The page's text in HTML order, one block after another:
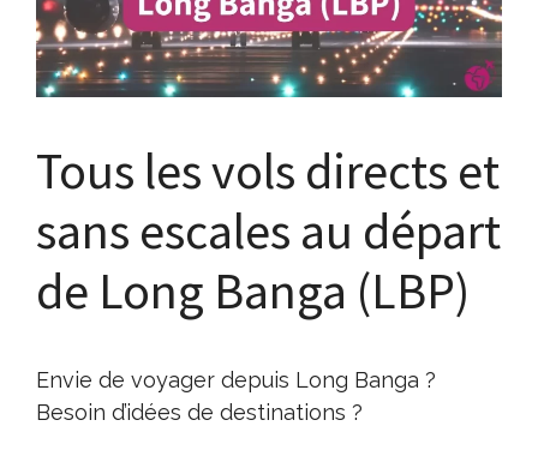
Tous les vols directs et
sans escales au départ
de Long Banga (LBP)
Envie de voyager depuis Long Banga ?
Besoin d’idées de destinations ?